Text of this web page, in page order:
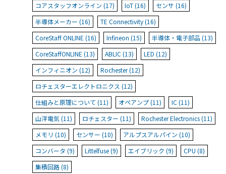
コアスタッフオンライン (17)
IoT (16)
センサ (16)
半導体メーカー (16)
TE Connectivity (16)
CoreStaff ONLINE (16)
Infineon (15)
半導体・電子部品 (13)
CoreStaffONLINE (13)
ABLIC (13)
LED (12)
インフィニオン (12)
Rochester (12)
ロチェスターエレクトロニクス (12)
仕組みと原理について (11)
オペアンプ (11)
IC (11)
山洋電気 (11)
ロチェスター (11)
Rochester Electronics (11)
メモリ (10)
センサー (10)
アルプスアルパイン (10)
コンバータ (9)
Littelfuse (9) エイブリック (9)
CPU (8)
集積回路 (8)